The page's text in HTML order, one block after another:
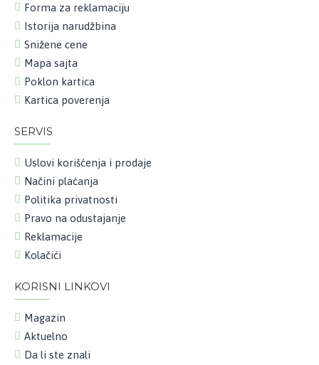
Forma za reklamaciju
Istorija narudžbina
Snižene cene
Mapa sajta
Poklon kartica
Kartica poverenja
SERVIS
Uslovi korišćenja i prodaje
Načini plaćanja
Politika privatnosti
Pravo na odustajanje
Reklamacije
Kolačići
KORISNI LINKOVI
Magazin
Aktuelno
Da li ste znali